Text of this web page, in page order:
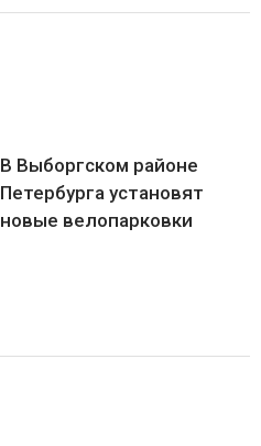
В Выборгском районе
Петербурга установят
новые велопарковки